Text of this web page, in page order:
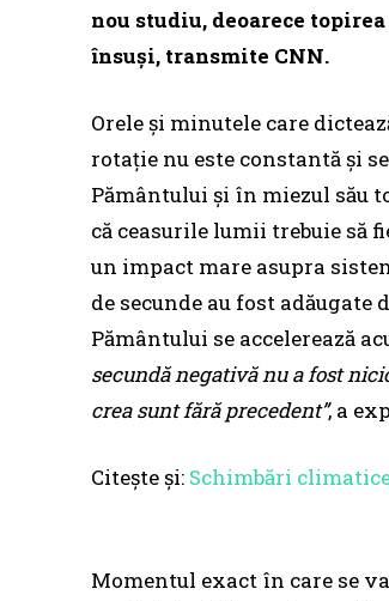
nou studiu, deoarece
însuși, transmite CNN.
Orele și minutele care
rotație nu este constantă și
Pământului și în miezul său
că ceasurile lumii trebuie să
un impact mare asupra
de secunde au fost
Pământului se accelerează
secundă negativă nu a fost
crea sunt fără precedent”, a
Citește și: Schimbări
Momentul exact în care se